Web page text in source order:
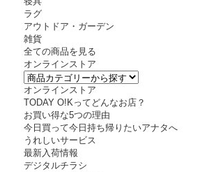
ラグ
アウトドア・ガーデン
雑貨
全ての商品を見る
オンラインストア
オンラインストア
TODAY O!Kってどんなお店？
お買い得な5つの理由
今日買って今日持ち帰りたいアナタへ
うれしいサービス
最新入荷情報
デジタルチラシ